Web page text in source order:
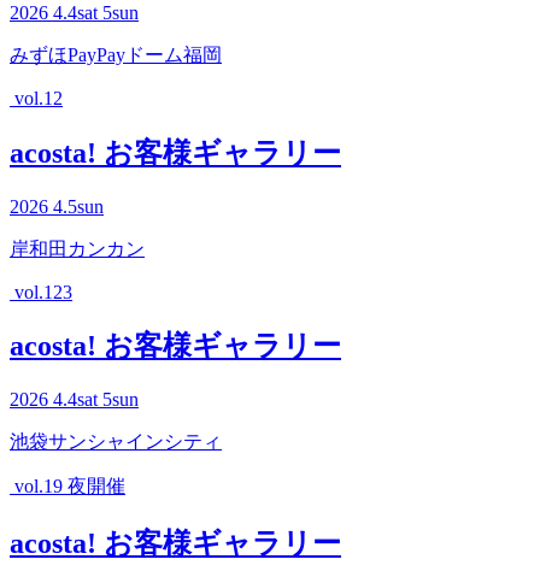
2026 4.4sat 5sun
みずほPayPayドーム福岡
vol.12
acosta! お客様ギャラリー
2026 4.5sun
岸和田カンカン
vol.123
acosta! お客様ギャラリー
2026 4.4sat 5sun
池袋サンシャインシティ
vol.19 夜開催
acosta! お客様ギャラリー